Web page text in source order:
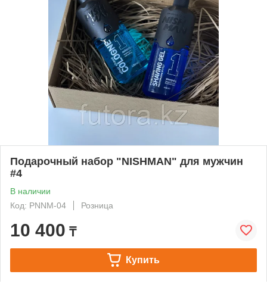
Подарочный набор "NISHMAN" для мужчин
#4
В наличии
Код: PNNM-04
Розница
10 400 ₸
Купить